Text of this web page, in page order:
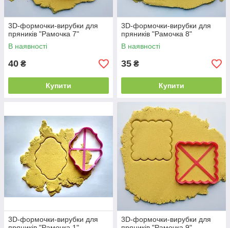
3D-формочки-вирубки для
пряників "Рамочка 7"
В наявності
40 ₴
Купити
3D-формочки-вирубки для
пряників "Рамочка 8"
В наявності
35 ₴
Купити
3D-формочки-вирубки для
3D-формочки-вирубки для